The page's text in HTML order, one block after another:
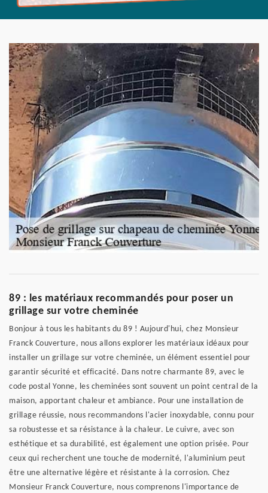
89 : les matériaux recommandés pour poser un
grillage sur votre cheminée
Bonjour à tous les habitants du 89 ! Aujourd'hui, chez Monsieur
Franck Couverture, nous allons explorer les matériaux idéaux pour
installer un grillage sur votre cheminée, un élément essentiel pour
garantir sécurité et efficacité. Dans notre charmante 89, avec le
code postal Yonne, les cheminées sont souvent un point central de la
maison, apportant chaleur et ambiance. Pour une installation de
grillage réussie, nous recommandons l'acier inoxydable, connu pour
sa robustesse et sa résistance à la chaleur. Le cuivre, avec son
esthétique et sa durabilité, est également une option prisée. Pour
ceux qui recherchent une touche de modernité, l'aluminium peut
être une alternative légère et résistante à la corrosion. Chez
Monsieur Franck Couverture, nous comprenons l'importance de